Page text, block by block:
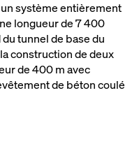
système entièrement
longueur de 7 400
tunnel de base du
construction de deux
de 400 m avec
de béton coulé